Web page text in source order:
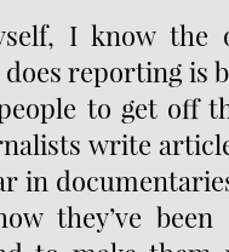
I know the
reporting is
to get off
write
in
they’ve been